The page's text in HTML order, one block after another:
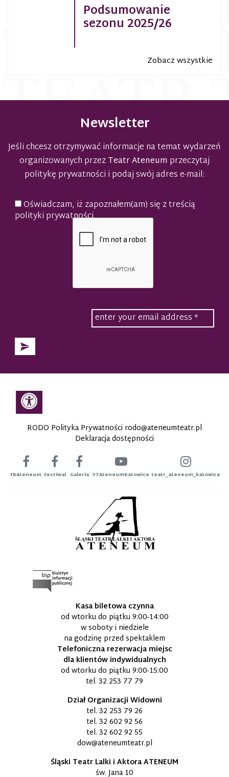
Podsumowanie
sezonu 2025/26
Zobacz wszystkie
Newsletter
Jeśli chcesz otrzymywać informacje na temat wydarzeń
organizowanych przezTeatr Ateneum przeczytaj
politykę prywatności i podaj swój adres e-mail:
Oświadczam, iż zapoznałem(am) się z treścią
polityki prywatności
RODO Polityka Prywatności rodo@ateneumteatr.pl
Deklaracja dostępności
FBAteneum Festiwal Galeria YTAteneumKatowice teatr_ateneum_katowice
Kasa biletowa czynna
od wtorku do piątku 9:00-14:00
w soboty i niedziele
na godzinę przed spektaklem
Telefoniczna rezerwacja miejsc
dla klientów indywidualnych
od wtorku do piątku 9:00-15:00
tel. 32 253 77 79
Dział Organizacji Widowni
tel. 32 253 79 26
tel. 32 602 92 56
tel. 32 602 92 55
dow@ateneumteatr.pl
Śląski Teatr Lalki i Aktora ATENEUM
św. Jana 10